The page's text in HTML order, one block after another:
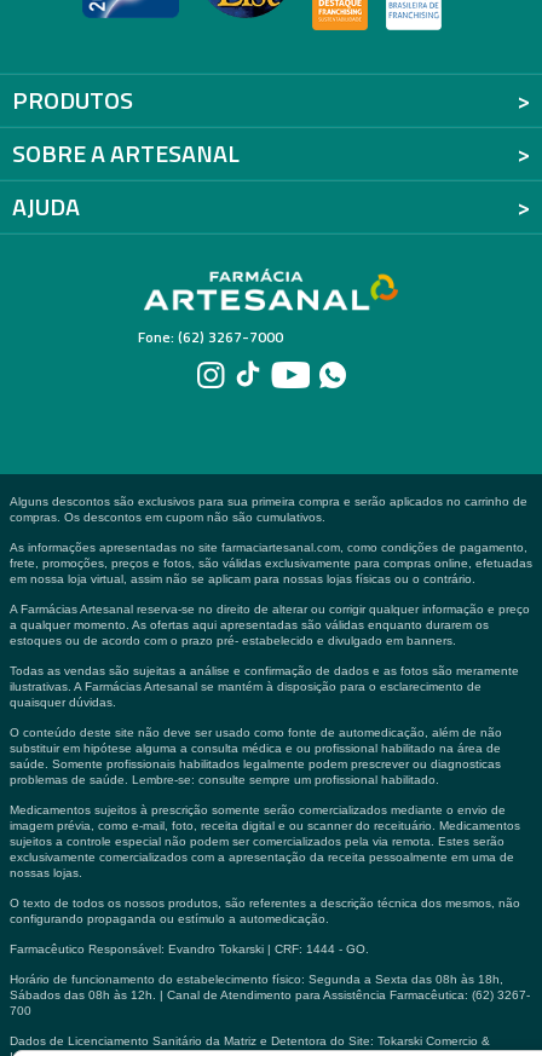
PRODUTOS
SOBRE A ARTESANAL
AJUDA
Fone: (62) 3267-7000
Alguns descontos são exclusivos para sua primeira compra e serão aplicados no carrinho de
compras. Os descontos em cupom não são cumulativos.
As informações apresentadas no site farmaciartesanal.com, como condições de pagamento,
frete, promoções, preços e fotos, são válidas exclusivamente para compras online, efetuadas
em nossa loja virtual, assim não se aplicam para nossas lojas físicas ou o contrário.
A Farmácias Artesanal reserva-se no direito de alterar ou corrigir qualquer informação e preço
a qualquer momento. As ofertas aqui apresentadas são válidas enquanto durarem os
estoques ou de acordo com o prazo pré- estabelecido e divulgado em banners.
Todas as vendas são sujeitas a análise e confirmação de dados e as fotos são meramente
ilustrativas. A Farmácias Artesanal se mantém à disposição para o esclarecimento de
quaisquer dúvidas.
O conteúdo deste site não deve ser usado como fonte de automedicação, além de não
substituir em hipótese alguma a consulta médica e ou profissional habilitado na área de
saúde. Somente profissionais habilitados legalmente podem prescrever ou diagnosticas
problemas de saúde. Lembre-se: consulte sempre um profissional habilitado.
Medicamentos sujeitos à prescrição somente serão comercializados mediante o envio de
imagem prévia, como e-mail, foto, receita digital e ou scanner do receituário. Medicamentos
sujeitos a controle especial não podem ser comercializados pela via remota. Estes serão
exclusivamente comercializados com a apresentação da receita pessoalmente em uma de
nossas lojas.
O texto de todos os nossos produtos, são referentes a descrição técnica dos mesmos, não
configurando propaganda ou estímulo a automedicação.
Farmacêutico Responsável: Evandro Tokarski | CRF: 1444 - GO.
Horário de funcionamento do estabelecimento físico: Segunda a Sexta das 08h às 18h,
Sábados das 08h às 12h. | Canal de Atendimento para Assistência Farmacêutica: (62) 3267-
700
Dados de Licenciamento Sanitário da Matriz e Detentora do Site: Tokarski Comercio &